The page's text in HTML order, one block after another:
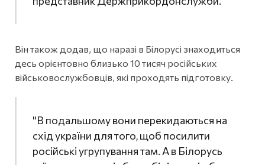
Він також додав, що наразі в Білорусі знаходиться
десь орієнтовно близько 10 тисяч російських
військовослужбовців, які проходять підготовку.
"В подальшому вони перекидаються на
схід україни для того, щоб посилити
російські угрупування там. А в Білорусь